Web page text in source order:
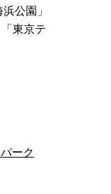
公園」
東京テ
ーク